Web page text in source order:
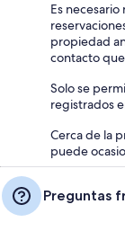
Es
propiedad
contacto
Solo se
registrados
Cerca de la
puede
Preguntas